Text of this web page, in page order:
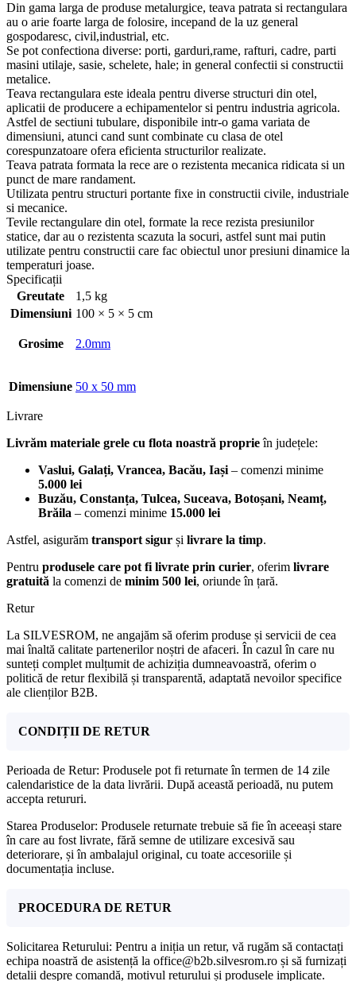
Din gama larga de produse metalurgice, teava patrata si rectangulara
au o arie foarte larga de folosire, incepand de la uz general
gospodaresc, civil,industrial, etc.
Se pot confectiona diverse: porti, garduri,rame, rafturi, cadre, parti
masini utilaje, sasie, schelete, hale; in general confectii si constructii
metalice.
Teava rectangulara este ideala pentru diverse structuri din otel,
aplicatii de producere a echipamentelor si pentru industria agricola.
Astfel de sectiuni tubulare, disponibile intr-o gama variata de
dimensiuni, atunci cand sunt combinate cu clasa de otel
corespunzatoare ofera eficienta structurilor realizate.
Teava patrata formata la rece are o rezistenta mecanica ridicata si un
punct de mare randament.
Utilizata pentru structuri portante fixe in constructii civile, industriale
si mecanice.
Tevile rectangulare din otel, formate la rece rezista presiunilor
statice, dar au o rezistenta scazuta la socuri, astfel sunt mai putin
utilizate pentru constructii care fac obiectul unor presiuni dinamice la
temperaturi joase.
Specificații
Greutate
1,5 kg
Dimensiuni 100 × 5 × 5 cm
Grosime 2.0mm
Dimensiune 50 x 50 mm
Livrare
Livrăm materiale grele cu flota noastră proprieîn județele:
Vaslui, Galați, Vrancea, Bacău, Iași– comenzi minime
5.000 lei
Buzău, Constanța, Tulcea, Suceava, Botoșani, Neamț,
Brăila – comenzi minime 15.000 lei
Astfel, asigurăm transport sigur și livrare la timp.
Pentru produsele care pot fi livrate prin curier, oferim livrare
gratuită la comenzi de minim 500 lei, oriunde în țară.
Retur
La SILVESROM, ne angajăm să oferim produse și servicii de cea
mai înaltă calitate partenerilor noștri de afaceri. În cazul în care nu
sunteți complet mulțumit de achiziția dumneavoastră, oferim o
politică de retur flexibilă și transparentă, adaptată nevoilor specifice
ale clienților B2B.
CONDIȚII DE RETUR
Perioada de Retur: Produsele pot fi returnate în termen de 14 zile
calendaristice de la data livrării. După această perioadă, nu putem
accepta retururi.
Starea Produselor: Produsele returnate trebuie să fie în aceeași stare
în care au fost livrate, fără semne de utilizare excesivă sau
deteriorare, și în ambalajul original, cu toate accesoriile și
documentația incluse.
PROCEDURA DE RETUR
Solicitarea Returului: Pentru a iniția un retur, vă rugăm să contactați
echipa noastră de asistență la office@b2b.silvesrom.ro și să furnizați
detalii despre comandă, motivul returului și produsele implicate.